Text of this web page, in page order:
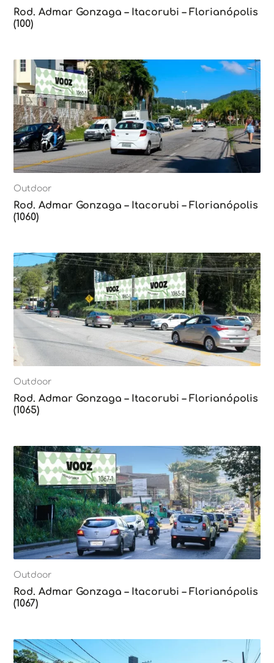
Rod. Admar Gonzaga – Itacorubi – Florianópolis
(100)
Outdoor
Rod. Admar Gonzaga – Itacorubi – Florianópolis
(1060)
Outdoor
Rod. Admar Gonzaga – Itacorubi – Florianópolis
(1065)
Outdoor
Rod. Admar Gonzaga – Itacorubi – Florianópolis
(1067)